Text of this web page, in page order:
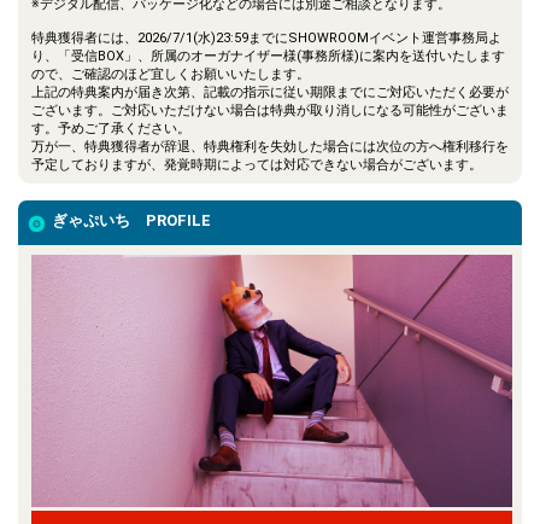
※デジタル配信、パッケージ化などの場合には別途ご相談となります。
特典獲得者には、2026/7/1(水)23:59までにSHOWROOMイベント運営事務局よ
り、「受信BOX」、所属のオーガナイザー様(事務所様)に案内を送付いたします
ので、ご確認のほど宜しくお願いいたします。
上記の特典案内が届き次第、記載の指示に従い期限までにご対応いただく必要が
ございます。ご対応いただけない場合は特典が取り消しになる可能性がございま
す。予めご了承ください。
万が一、特典獲得者が辞退、特典権利を失効した場合には次位の方へ権利移行を
予定しておりますが、発覚時期によっては対応できない場合がございます。
ぎゃぷいち PROFILE